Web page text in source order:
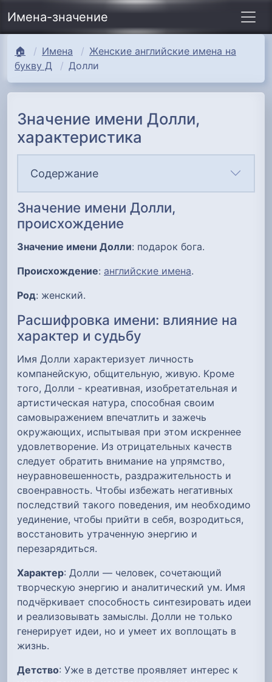
Имена-значение
🏠 Имена
Женские английские имена на
букву Д
Долли
Значение имени Долли,
характеристика
Содержание
Значение имени Долли,
происхождение
Значение имени Долли: подарок бога.
Происхождение: английские имена.
Род: женский.
Расшифровка имени: влияние на
характер и судьбу
Имя Долли характеризует личность
компанейскую, общительную, живую. Кроме
того, Долли - креативная, изобретательная и
артистическая натура, способная своим
самовыражением впечатлить и зажечь
окружающих, испытывая при этом искреннее
удовлетворение. Из отрицательных качеств
следует обратить внимание на упрямство,
неуравновешенность, раздражительность и
своенравность. Чтобы избежать негативных
последствий такого поведения, им необходимо
уединение, чтобы прийти в себя, возродиться,
восстановить утраченную энергию и
перезарядиться.
Характер: Долли — человек, сочетающий
творческую энергию и аналитический ум. Имя
подчёркивает способность синтезировать идеи
и реализовывать замыслы. Долли не только
генерирует идеи, но и умеет их воплощать в
жизнь.
Детство: Уже в детстве проявляет интерес к